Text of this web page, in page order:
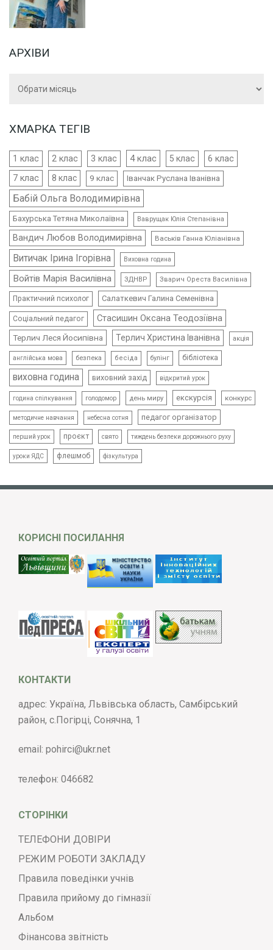
АРХІВИ
ХМАРКА ТЕГІВ
1 клас 2 клас 3 клас 4 клас 5 клас 6 клас
7 клас 8 клас 9 клас Іванчак Руслана Іванівна
Бабій Ольга Володимирівна
Бахурська Тетяна Миколаївна Ваврущак Юлія Степанівна
Вандич Любов Володимирівна Васьків Ганна Юліанівна
Витичак Ірина Ігорівна Виховна година
Войтів Марія Василівна ЗДНВР Зварич Ореста Василівна
Практичний психолог Салаткевич Галина Семенівна
Соціальний педагог Стасишин Оксана Теодозіївна
Терлич Леся Йосипівна Терлич Христина Іванівна акція
англійська мова безпека бесіда булінг бібліотека
виховна година виховний захід відкритий урок
година спілкування голодомор день миру екскурсія конкурс
методичне навчання небесна сотня педагог організатор
перший урок проєкт свято тиждень безпеки дорожнього руху
уроки ЯДС флешмоб фізкультура
КОРИСНІ ПОСИЛАННЯ
КОНТАКТИ
адрес: Україна, Львівська область, Самбірський
район, с.Погірці, Сонячна, 1
email: pohirci@ukr.net
телефон: 046682
СТОРІНКИ
ТЕЛЕФОНИ ДОВІРИ
РЕЖИМ РОБОТИ ЗАКЛАДУ
Правила поведінки учнів
Правила прийому до гімназії
Альбом
Фінансова звітність